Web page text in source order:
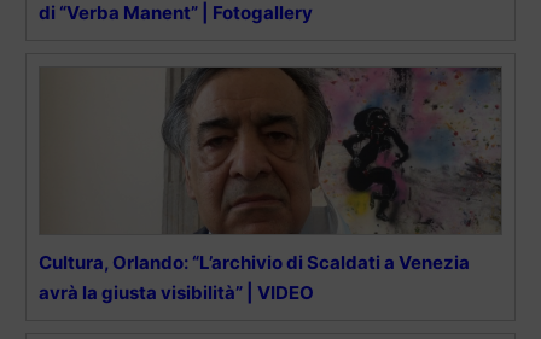
di “Verba Manent” | Fotogallery
Cultura, Orlando: “L’archivio di Scaldati a Venezia
avrà la giusta visibilità” | VIDEO